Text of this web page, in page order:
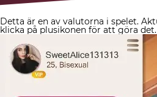
Detta är en av valutorna i spelet.
klicka på plusikonen för att göra det.